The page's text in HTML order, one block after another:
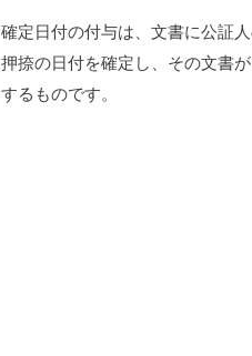
確定日付の付与は、文書に公証
押捺の日付を確定し、その文書
するものです。